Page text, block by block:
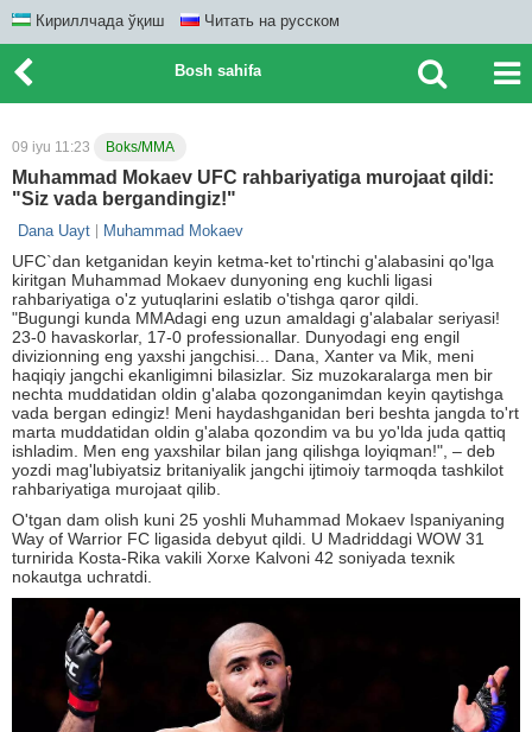
Кириллчада ўқиш Читать на русском
Bosh sahifa
09 iyu 11:23 Boks/MMA
Muhammad Mokaev UFC rahbariyatiga murojaat qildi:
"Siz vada bergandingiz!"
Dana Uayt Muhammad Mokaev
UFC`dan ketganidan keyin ketma-ket to'rtinchi g'alabasini qo'lga
kiritgan Muhammad Mokaev dunyoning eng kuchli ligasi
rahbariyatiga o'z yutuqlarini eslatib o'tishga qaror qildi.
"Bugungi kunda MMAdagi eng uzun amaldagi g'alabalar seriyasi!
23-0 havaskorlar, 17-0 professionallar. Dunyodagi eng engil
divizionning eng yaxshi jangchisi... Dana, Xanter va Mik, meni
haqiqiy jangchi ekanligimni bilasizlar. Siz muzokaralarga men bir
nechta muddatidan oldin g'alaba qozonganimdan keyin qaytishga
vada bergan edingiz! Meni haydashganidan beri beshta jangda to'rt
marta muddatidan oldin g'alaba qozondim va bu yo'lda juda qattiq
ishladim. Men eng yaxshilar bilan jang qilishga loyiqman!", – deb
yozdi mag'lubiyatsiz britaniyalik jangchi ijtimoiy tarmoqda tashkilot
rahbariyatiga murojaat qilib.
O'tgan dam olish kuni 25 yoshli Muhammad Mokaev Ispaniyaning
Way of Warrior FC ligasida debyut qildi. U Madriddagi WOW 31
turnirida Kosta-Rika vakili Xorxe Kalvoni 42 soniyada texnik
nokautga uchratdi.